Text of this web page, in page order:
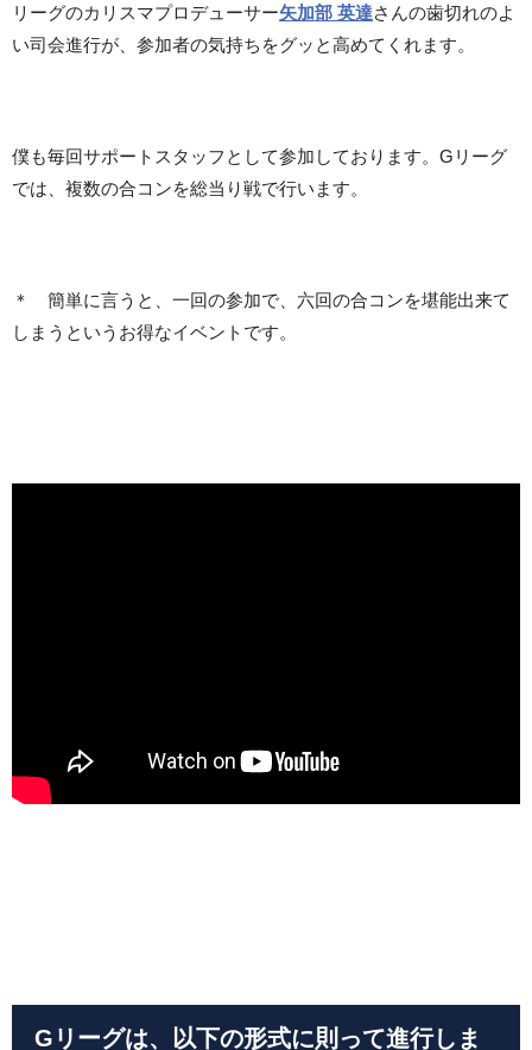
リーグのカリスマプロデューサー矢加部 英達さんの歯切れのよ
い司会進行が、参加者の気持ちをグッと高めてくれます。
僕も毎回サポートスタッフとして参加しております。Gリーグ
では、複数の合コンを総当り戦で行います。
＊ 簡単に言うと、一回の参加で、六回の合コンを堪能出来て
しまうというお得なイベントです。
Gリーグは、以下の形式に則って進行しま